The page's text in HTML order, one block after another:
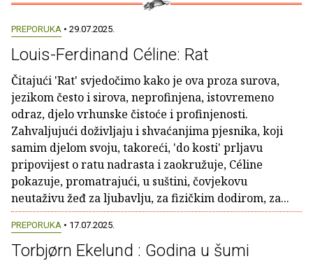
PREPORUKA • 29.07.2025.
Louis-Ferdinand Céline: Rat
Čitajući 'Rat' svjedočimo kako je ova proza surova,
jezikom često i sirova, neprofinjena, istovremeno
odraz, djelo vrhunske čistoće i profinjenosti.
Zahvaljujući doživljaju i shvaćanjima pjesnika, koji
samim djelom svoju, takoreći, 'do kosti' prljavu
pripovijest o ratu nadrasta i zaokružuje, Céline
pokazuje, promatrajući, u suštini, čovjekovu
neutaživu žeđ za ljubavlju, za fizičkim dodirom, za...
PREPORUKA • 17.07.2025.
Torbjørn Ekelund : Godina u šumi